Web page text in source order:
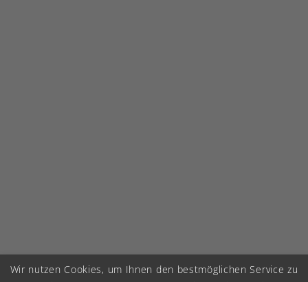
Wir nutzen Cookies, um Ihnen den bestmöglichen Service zu